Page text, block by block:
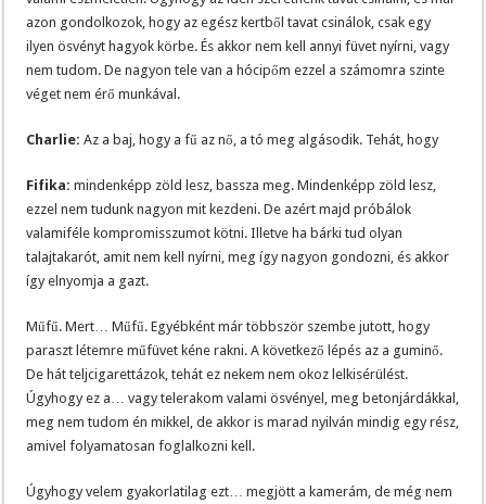
azon gondolkozok, hogy az egész kertből tavat csinálok, csak egy
ilyen ösvényt hagyok körbe. És akkor nem kell annyi füvet nyírni, vagy
nem tudom. De nagyon tele van a hócipőm ezzel a számomra szinte
véget nem érő munkával.
Charlie: Az a baj, hogy a fű az nő, a tó meg algásodik. Tehát, hogy
Fifika: mindenképp zöld lesz, bassza meg. Mindenképp zöld lesz,
ezzel nem tudunk nagyon mit kezdeni. De azért majd próbálok
valamiféle kompromisszumot kötni. Illetve ha bárki tud olyan
talajtakarót, amit nem kell nyírni, meg így nagyon gondozni, és akkor
így elnyomja a gazt.
Műfű. Mert… Műfű. Egyébként már többször szembe jutott, hogy
paraszt létemre műfüvet kéne rakni. A következő lépés az a guminő.
De hát teljcigarettázok, tehát ez nekem nem okoz lelkisérülést.
Úgyhogy ez a… vagy telerakom valami ösvényel, meg betonjárdákkal,
meg nem tudom én mikkel, de akkor is marad nyilván mindig egy rész,
amivel folyamatosan foglalkozni kell.
Úgyhogy velem gyakorlatilag ezt… megjött a kamerám, de még nem